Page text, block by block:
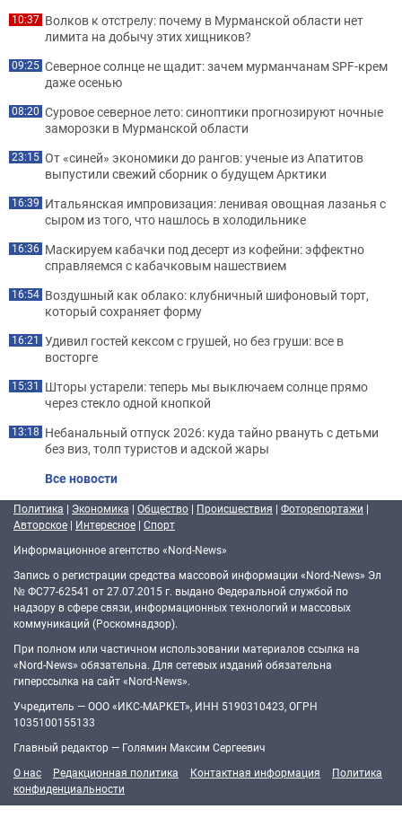
10:37 Волков к отстрелу: почему в Мурманской области нет
лимита на добычу этих хищников?
09:25 Северное солнце не щадит: зачем мурманчанам SPF-крем
даже осенью
08:20 Суровое северное лето: синоптики прогнозируют ночные
заморозки в Мурманской области
23:15 От «синей» экономики до рангов: ученые из Апатитов
выпустили свежий сборник о будущем Арктики
16:39 Итальянская импровизация: ленивая овощная лазанья с
сыром из того, что нашлось в холодильнике
16:36 Маскируем кабачки под десерт из кофейни: эффектно
справляемся с кабачковым нашествием
16:54 Воздушный как облако: клубничный шифоновый торт,
который сохраняет форму
16:21 Удивил гостей кексом с грушей, но без груши: все в
восторге
15:31 Шторы устарели: теперь мы выключаем солнце прямо
через стекло одной кнопкой
13:18 Небанальный отпуск 2026: куда тайно рвануть с детьми
без виз, толп туристов и адской жары
Все новости
Политика | Экономика | Общество | Происшествия | Фоторепортажи |
Авторское | Интересное | Спорт
Информационное агентство «Nord-News»
Запись о регистрации средства массовой информации «Nord-News» Эл
№ ФС77-62541 от 27.07.2015 г. выдано Федеральной службой по
надзору в сфере связи, информационных технологий и массовых
коммуникаций (Роскомнадзор).
При полном или частичном использовании материалов ссылка на
«Nord-News» обязательна. Для сетевых изданий обязательна
гиперссылка на сайт «Nord-News».
Учредитель — ООО «ИКС-МАРКЕТ», ИНН 5190310423, ОГРН
1035100155133
Главный редактор — Голямин Максим Сергеевич
О нас
Редакционная политика Контактная информация
Политика
конфиденциальности